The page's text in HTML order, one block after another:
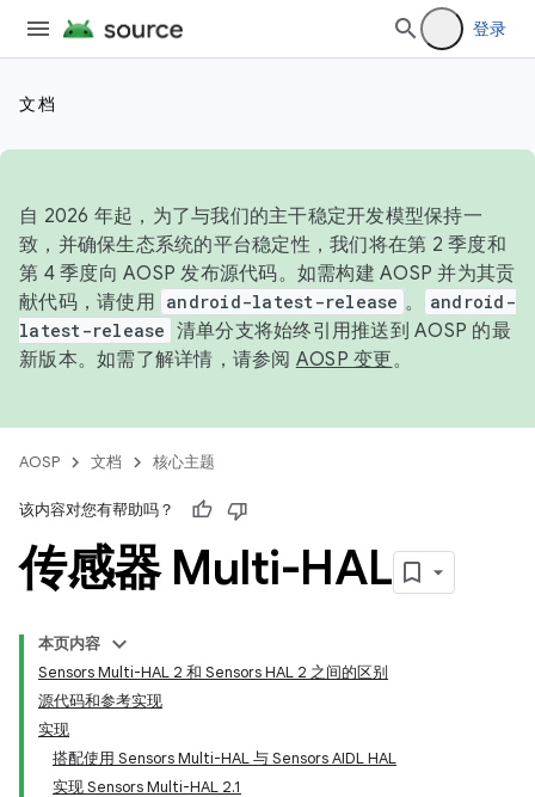
登录
文档
自 2026 年起，为了与我们的主干稳定开发模型保持一
致，并确保生态系统的平台稳定性，我们将在第 2 季度和
第 4 季度向 AOSP 发布源代码。如需构建 AOSP 并为其贡
献代码，请使用 android-latest-release 。
android-
latest-release 清单分支将始终引用推送到 AOSP 的最
新版本。如需了解详情，请参阅 AOSP 变更。
AOSP 文档 核心主题
该内容对您有帮助吗？
传感器 Multi-HAL
本页内容
Sensors Multi-HAL 2 和 Sensors HAL 2 之间的区别
源代码和参考实现
实现
搭配使用 Sensors Multi-HAL 与 Sensors AIDL HAL
实现 Sensors Multi-HAL 2.1